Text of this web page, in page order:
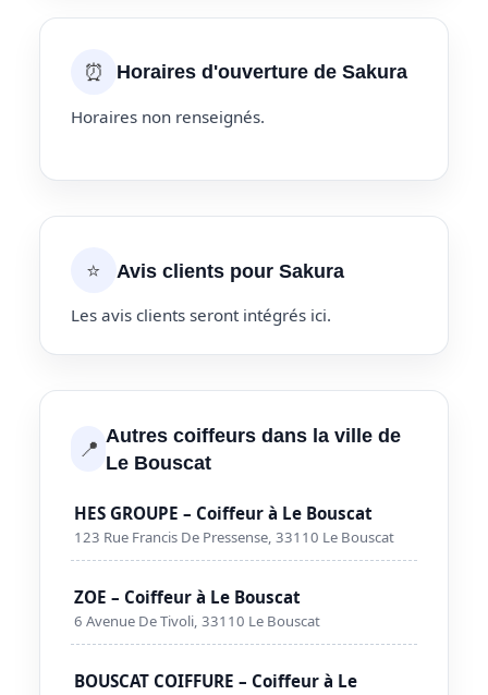
⏰ Horaires d'ouverture de Sakura
Horaires non renseignés.
⭐ Avis clients pour Sakura
Les avis clients seront intégrés ici.
📍 Autres coiffeurs dans la ville de
Le Bouscat
HES GROUPE – Coiffeur à Le Bouscat
123 Rue Francis De Pressense, 33110 Le Bouscat
ZOE – Coiffeur à Le Bouscat
6 Avenue De Tivoli, 33110 Le Bouscat
BOUSCAT COIFFURE – Coiffeur à Le